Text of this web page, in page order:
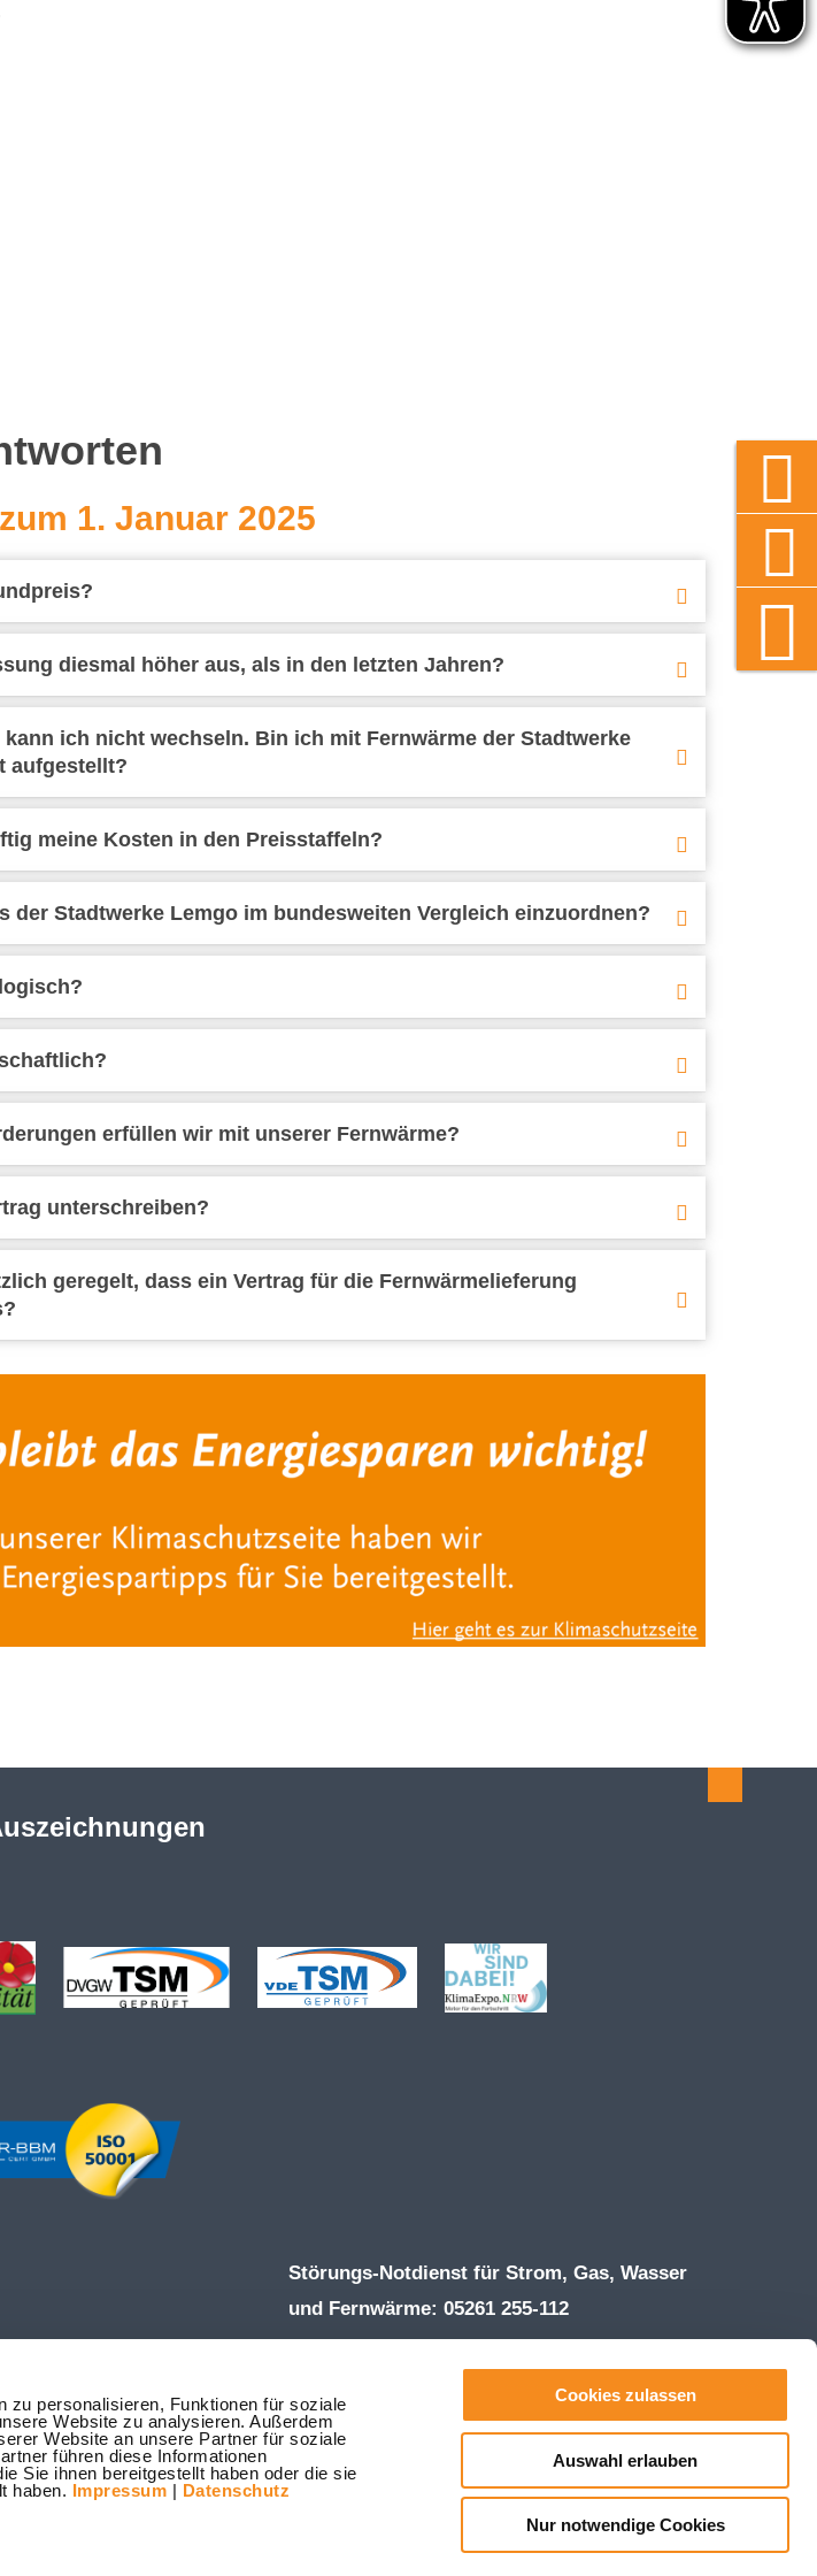
zu personalisieren, Funktionen für soziale
Website zu analysieren. Außerdem
Website an unsere Partner für soziale
führen diese Informationen
Sie ihnen bereitgestellt haben oder die sie
haben. Impressum | Datenschutz
Cookies zulassen
Auswahl erlauben
Nur notwendige Cookies
1. Januar 2025
diesmal höher aus, als in den letzten Jahren?
ich nicht wechseln. Bin ich mit Fernwärme der Stadtwerke
aufgestellt?
meine Kosten in den Preisstaffeln?
der Stadtwerke Lemgo im bundesweiten Vergleich einzuordnen?
erfüllen wir mit unserer Fernwärme?
unterschreiben?
geregelt, dass ein Vertrag für die Fernwärmelieferung
Störungs-Notdienst für Strom, Gas, Wasser
und Fernwärme: 05261 255-112
Montag – Donnerstag 8:00 – 16:30 Uhr
Freitag 8:00 – 13:00 Uhr
Tel. 05261 255-255 | Fax 05261 255-203
WhatsApp 05261 255-0
info(at)stadtwerke-lemgo.de